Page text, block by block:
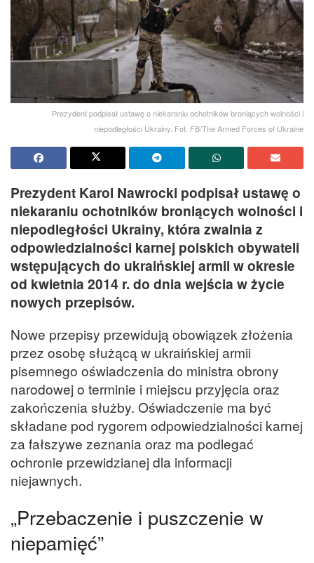
Prezydent podpisał ustawę o niekaraniu ochotników broniących wolności i
niepodległości Ukrainy. Fot. FB/The Armed Forces of Ukraine
Prezydent Karol Nawrocki podpisał ustawę o
niekaraniu ochotników broniących wolności i
niepodległości Ukrainy, która zwalnia z
odpowiedzialności karnej polskich obywateli
wstępujących do ukraińskiej armii w okresie
od kwietnia 2014 r. do dnia wejścia w życie
nowych przepisów.
Nowe przepisy przewidują obowiązek złożenia
przez osobę służącą w ukraińskiej armii
pisemnego oświadczenia do ministra obrony
narodowej o terminie i miejscu przyjęcia oraz
zakończenia służby. Oświadczenie ma być
składane pod rygorem odpowiedzialności karnej
za fałszywe zeznania oraz ma podlegać
ochronie przewidzianej dla informacji
niejawnych.
„Przebaczenie i puszczenie w
niepamięć”